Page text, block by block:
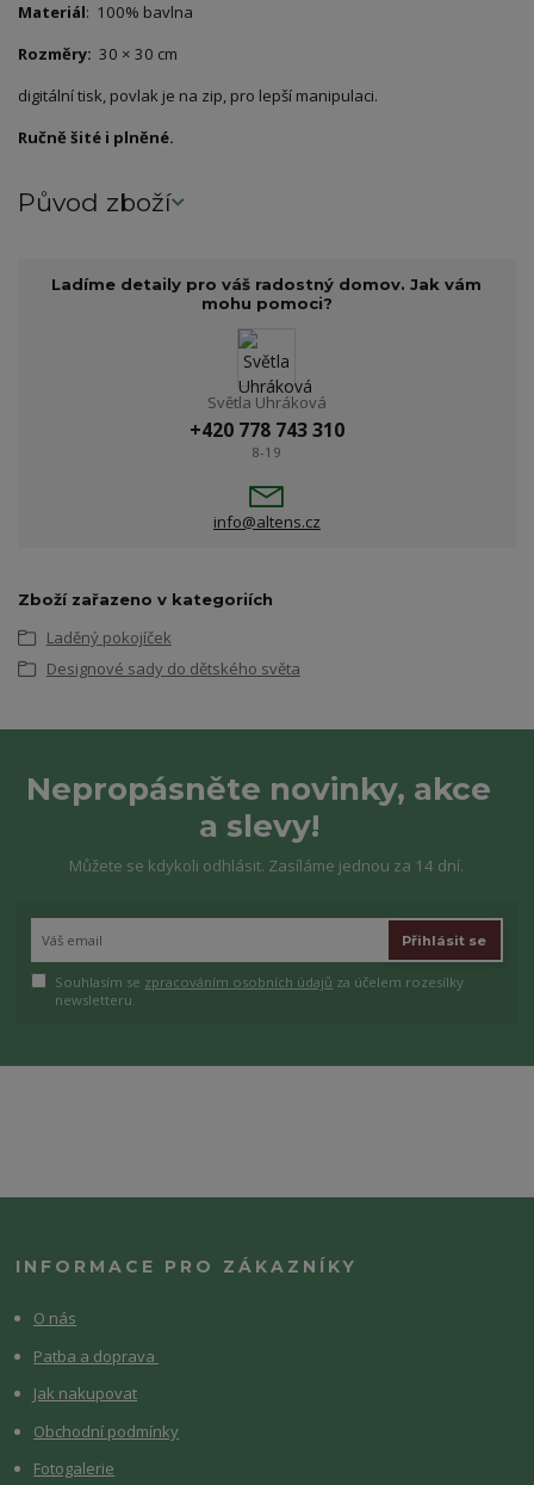
Materiál: 100% bavlna
Rozměry: 30 × 30 cm
digitální tisk, povlak je na zip, pro lepší manipulaci.
Ručně šité i plněné.
Původ zboží
Ladíme detaily pro váš radostný domov. Jak vám
mohu pomoci?
Světla Uhráková
+420 778 743 310
8-19
info@altens.cz
Zboží zařazeno v kategoriích
Laděný pokojíček
Designové sady do dětského světa
Nepropásněte novinky, akce
a slevy!
Můžete se kdykoli odhlásit. Zasíláme jednou za 14 dní.
Přihlásit se
Souhlasím se zpracováním osobních údajů za účelem rozesílky
newsletteru.
INFORMACE PRO ZÁKAZNÍKY
O nás
Patba a doprava
Jak nakupovat
Obchodní podmínky
Fotogalerie